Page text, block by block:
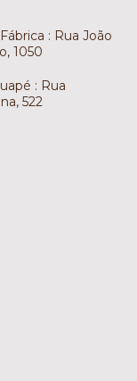
: Rua João
1050
: Rua
522